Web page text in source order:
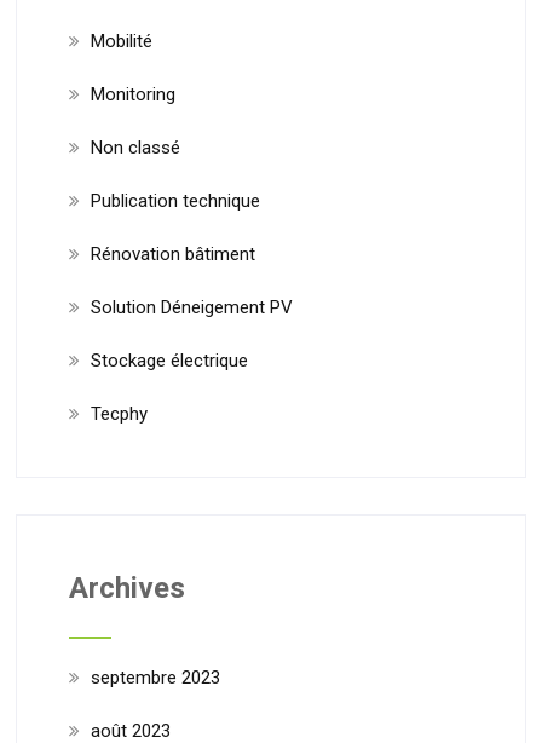
Mobilité
Monitoring
Non classé
Publication technique
Rénovation bâtiment
Solution Déneigement PV
Stockage électrique
Tecphy
Archives
septembre 2023
août 2023